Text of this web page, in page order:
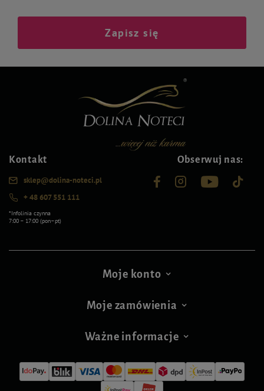
Zapisz się
Kontakt
sklep@dolina-noteci.pl
+ 48 607 551 111
*Infolinia czynna
7:00 – 17:00 (pon–pt)
Obserwuj nas:
Moje konto
Moje zamówienia
Ważne informacje